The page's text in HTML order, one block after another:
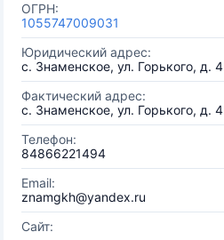
ОГРН:
1055747009031
Юридический адрес:
с. Знаменское, ул. Горького, д. 4
Фактический адрес:
с. Знаменское, ул. Горького, д. 4
Телефон:
84866221494
Email:
znamgkh@yandex.ru
Сайт: